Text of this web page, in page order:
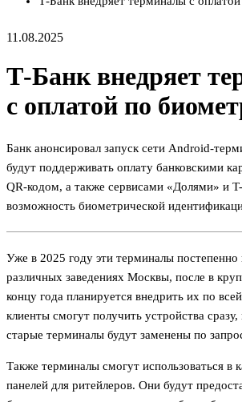
11.08.2025
Т-Банк внедряет
с оплатой по
Банк анонсировал запуск сети Android-
будут поддерживать оплату банковскими
QR-кодом, а также сервисами «Долями» и
возможность биометрической
Уже в 2025 году эти терминалы постепенно
различных заведениях Москвы, после в
концу года планируется внедрить их по
клиенты смогут получить устройства сразу,
старые терминалы будут заменены по
Также терминалы смогут использоваться в
панелей для ритейлеров. Они будут